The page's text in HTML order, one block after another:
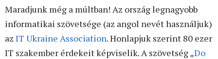
Maradjunk még a múltban! Az ország legnagyobb
informatikai szövetsége (az angol nevét használjuk)
az IT Ukraine Association. Honlapjuk szerint 80 ezer
IT szakember érdekeit képviselik. A szövetség „Do